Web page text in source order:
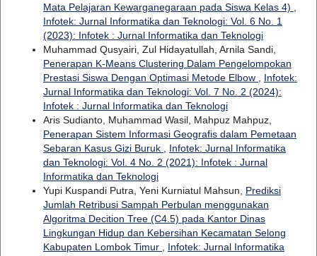
Mata Pelajaran Kewarganegaraan pada Siswa Kelas 4)
Infotek: Jurnal Informatika dan Teknologi: Vol. 6 No. 1
(2023): Infotek : Jurnal Informatika dan Teknologi
Muhammad Qusyairi, Zul Hidayatullah, Arnila Sandi,
Penerapan K-Means Clustering Dalam Pengelompokan
Prestasi Siswa Dengan Optimasi Metode Elbow
Infotek:
Jurnal Informatika dan Teknologi: Vol. 7 No. 2 (2024):
Infotek : Jurnal Informatika dan Teknologi
Aris Sudianto, Muhammad Wasil, Mahpuz Mahpuz,
Penerapan Sistem Informasi Geografis dalam Pemetaan
Sebaran Kasus Gizi Buruk
Infotek: Jurnal Informatika
dan Teknologi: Vol. 4 No. 2 (2021): Infotek : Jurnal
Informatika dan Teknologi
Yupi Kuspandi Putra, Yeni Kurniatul Mahsun, Prediksi
Jumlah Retribusi Sampah Perbulan menggunakan
Algoritma Decition Tree (C4.5) pada Kantor Dinas
Lingkungan Hidup dan Kebersihan Kecamatan Selong
Kabupaten Lombok Timur
Infotek: Jurnal Informatika